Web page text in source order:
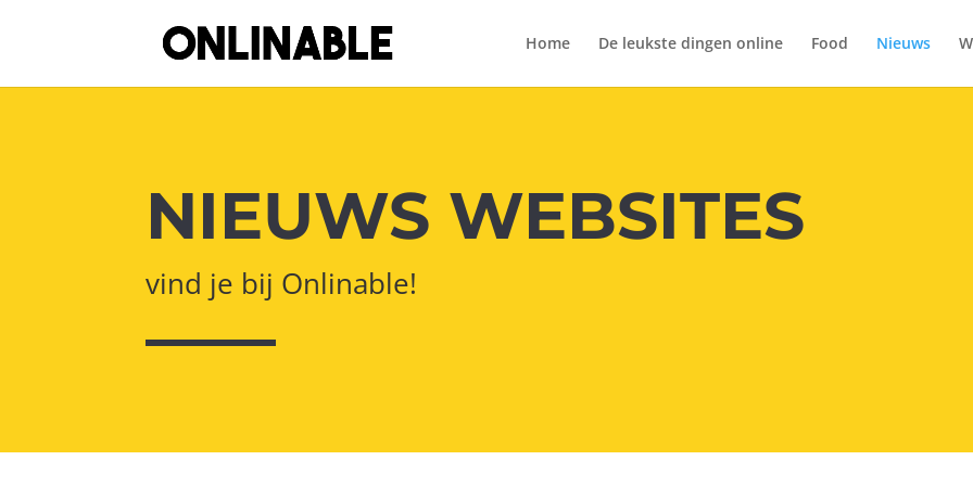
Home De leukste dingen online Food Nieuws
NIEUWS WEBSITES
vind je bij Onlinable!